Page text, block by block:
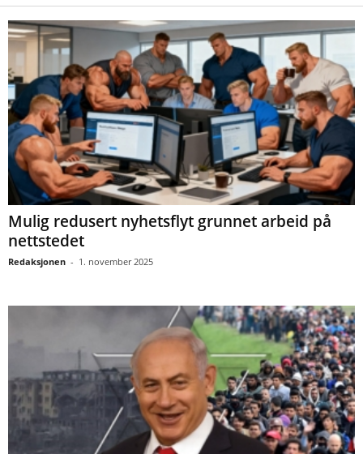
Mulig redusert nyhetsflyt grunnet arbeid på
nettstedet
Redaksjonen - 1. november 2025